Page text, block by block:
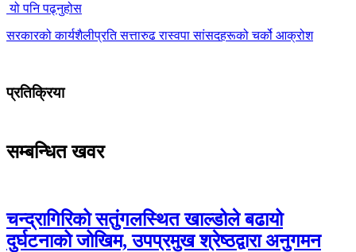
यो पनि पढ्नुहोस
सरकारको कार्यशैलीप्रति सत्तारुढ रास्वपा सांसदहरूको चर्को आक्रोश
प्रतिक्रिया
सम्बन्धित खवर
चन्द्रागिरिको सतुंगलस्थित खाल्डोले बढायो
दुर्घटनाको जोखिम, उपप्रमुख श्रेष्ठद्वारा अनुगमन